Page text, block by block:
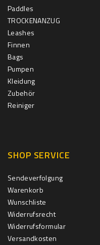
Paddles
TROCKENANZUG
Leashes
Finnen
Bags
Pumpen
Kleidung
Zubehör
Reiniger
SHOP SERVICE
Sendeverfolgung
Warenkorb
Wunschliste
Widerrufsrecht
Widerrufsformular
Versandkosten